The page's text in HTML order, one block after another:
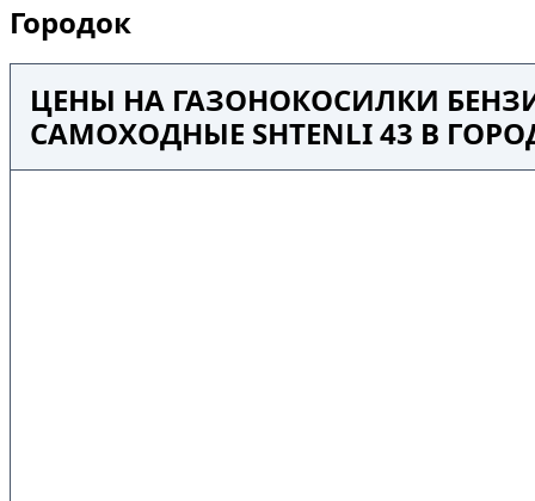
Городок
ЦЕНЫ НА ГАЗОНОКОСИЛКИ
САМОХОДНЫЕ SHTENLI 43 В